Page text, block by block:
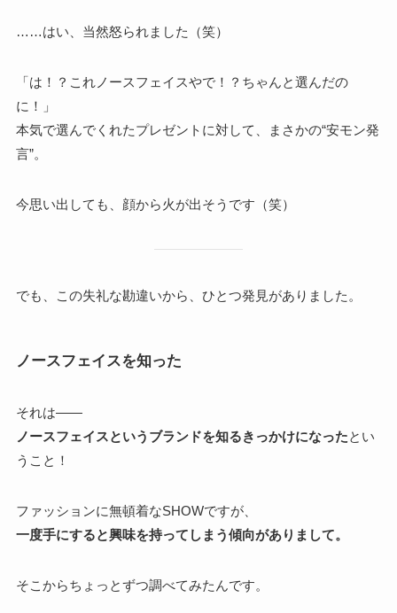
……はい、当然怒られました（笑）
「は！？これノースフェイスやで！？ちゃんと選んだの
に！」
本気で選んでくれたプレゼントに対して、まさかの“安モン発
言”。
今思い出しても、顔から火が出そうです（笑）
でも、この失礼な勘違いから、ひとつ発見がありました。
ノースフェイスを知った
それは――
ノースフェイスというブランドを知るきっかけになったとい
うこと！
ファッションに無頓着なSHOWですが、
一度手にすると興味を持ってしまう傾向がありまして。
そこからちょっとずつ調べてみたんです。